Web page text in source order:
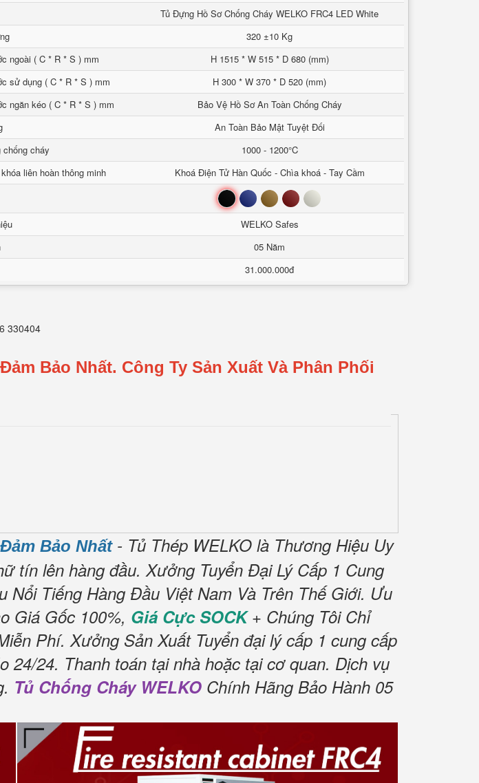
Tủ Đựng Hồ Sơ Chống Cháy WELKO FRC4 LED White
320 ±10 Kg
ngoài ( C * R * S ) mm
H 1515 * W 515 * D 680 (mm)
sử dụng ( C * R * S ) mm
H 300 * W 370 * D 520 (mm)
ngăn kéo ( C * R * S ) mm
Bảo Vệ Hồ Sơ An Toàn Chống Cháy
An Toàn Bảo Mật Tuyệt Đối
chống cháy
1000 - 1200°C
liên hoàn thông minh
Khoá Điện Tử Hàn Quốc - Chìa khoá - Tay Cầm
Đen Xanh Nâu Đỏ Trắng
WELKO Safes
05 Năm
31.000.000đ
330404
Bảo Nhất. Công Ty Sản Xuất Và Phân Phối
Bảo Nhất- Tủ Thép WELKO là Thương Hiệu Uy
tín lên hàng đầu. Xưởng Tuyển Đại Lý Cấp 1 Cung
Tiếng Hàng Đầu Việt Nam Và Trên Thế Giới. Ưu
Giá Gốc 100%, Giá Cực SOCK+ Chúng Tôi Chỉ
Phí. Xưởng Sản Xuất Tuyển đại lý cấp 1 cung cấp
24/24. Thanh toán tại nhà hoặc tại cơ quan. Dịch vụ
Tủ Chống Cháy WELKO Chính Hãng Bảo Hành 05